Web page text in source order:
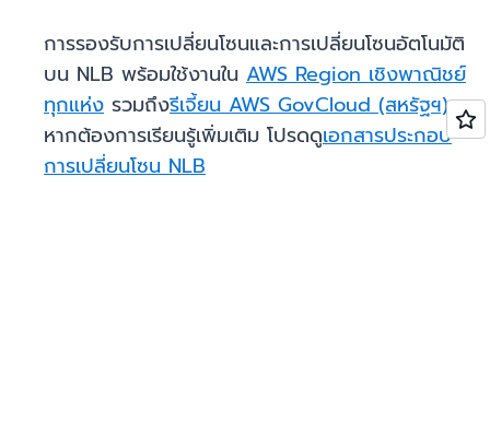
การรองรับการเปลี่ยนโซนและการเปลี่ยนโซนอัตโนมัติ
บน NLB พร้อมใช้งานใน AWS Region เชิงพาณิชย์
ทุกแห่ง รวมถึงรีเจี้ยน AWS GovCloud (สหรัฐฯ)
หากต้องการเรียนรู้เพิ่มเติม โปรดดูเอกสารประกอบ
การเปลี่ยนโซน NLB